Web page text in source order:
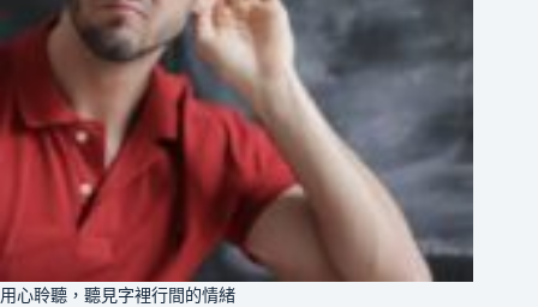
用心聆聽，聽見字裡行間的情緒